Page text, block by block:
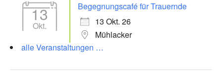
13
Okt.
Begegnungscafé für Trauernde
13 Okt. 26
Mühlacker
alle Veranstaltungen …